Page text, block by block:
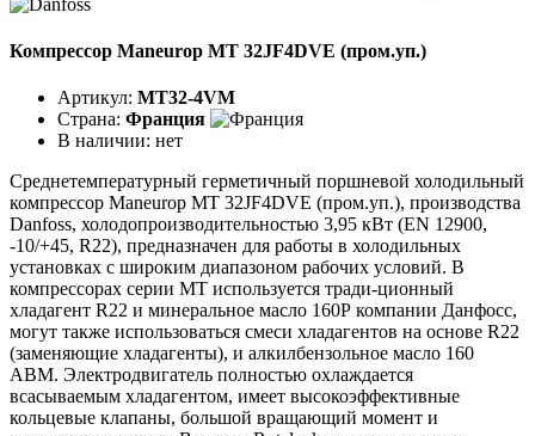
Компрессор Maneurop MT 32JF4DVE (пром.уп.)
Артикул: MT32-4VM
Страна: Франция
В наличии: нет
Среднетемпературный герметичный поршневой холодильный
компрессор Maneurop MT 32JF4DVE (пром.уп.), производства
Danfoss, холодопроизводительностью 3,95 кВт (EN 12900,
-10/+45, R22), предназначен для работы в холодильных
установках с широким диапазоном рабочих условий. В
компрессорах серии МТ используется тради-ционный
хладагент R22 и минеральное масло 160Р компании Данфосс,
могут также использоваться смеси хладагентов на основе R22
(заменяющие хладагенты), и алкилбензольное масло 160
АВМ. Электродвигатель полностью охлаждается
всасываемым хладагентом, имеет высокоэффективные
кольцевые клапаны, большой вращающий момент и